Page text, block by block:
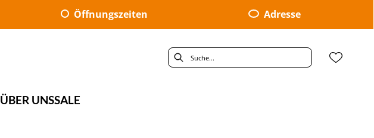
Öffnungszeiten Adresse
ÜBER UNSSALE